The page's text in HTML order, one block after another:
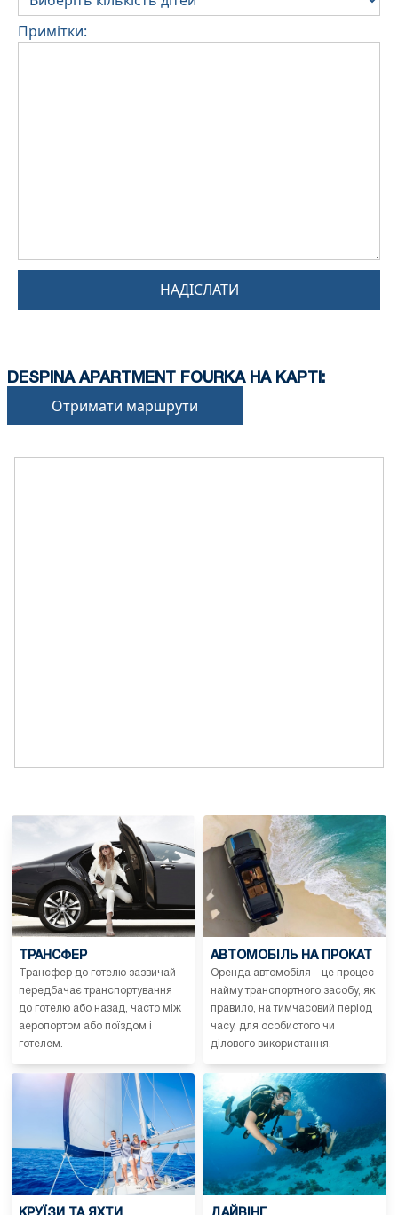
Примітки:
НАДІСЛАТИ
DESPINA APARTMENT FOURKA НА КАРТІ:
Отримати маршрути
ТРАНСФЕР
Трансфер до готелю зазвичай
передбачає транспортування
до готелю або назад, часто між
аеропортом або поїздом і
готелем.
АВТОМОБІЛЬ НА ПРОКАТ
Оренда автомобіля – це процес
найму транспортного засобу, як
правило, на тимчасовий період
часу, для особистого чи
ділового використання.